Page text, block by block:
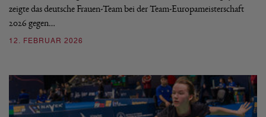
zeigte das deutsche Frauen-Team bei der Team-Europameisterschaft
2026 gegen…
12. FEBRUAR 2026